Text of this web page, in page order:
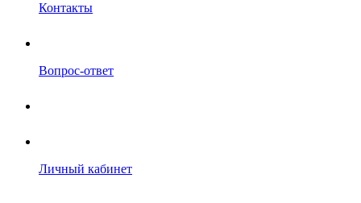
Контакты
Вопрос-ответ
Личный кабинет